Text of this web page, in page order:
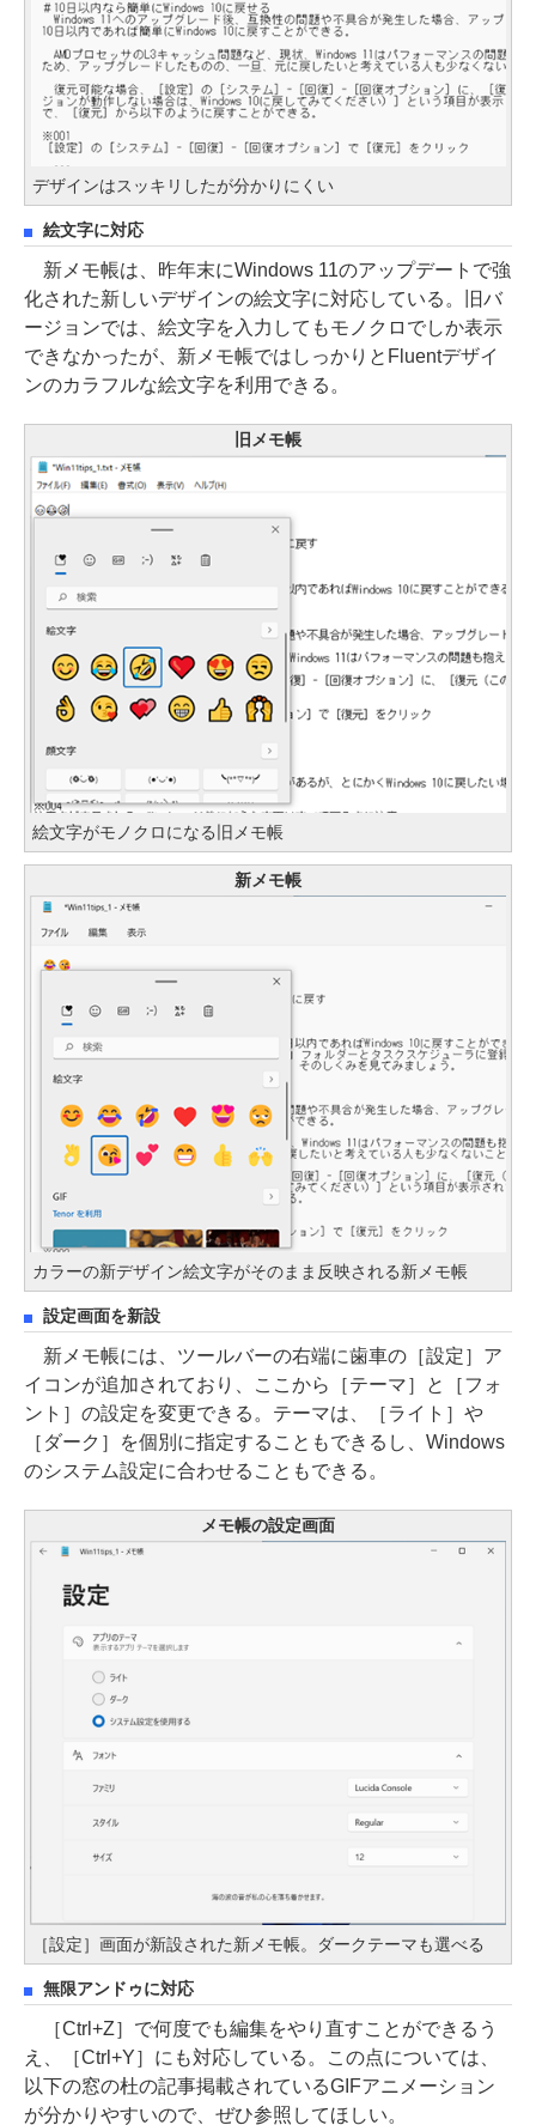
デザインはスッキリしたが分かりにくい
絵文字に対応
新メモ帳は、昨年末にWindows 11のアップデートで強
化された新しいデザインの絵文字に対応している。旧バ
ージョンでは、絵文字を入力してもモノクロでしか表示
できなかったが、新メモ帳ではしっかりとFluentデザイ
ンのカラフルな絵文字を利用できる。
旧メモ帳
絵文字がモノクロになる旧メモ帳
新メモ帳
カラーの新デザイン絵文字がそのまま反映される新メモ帳
設定画面を新設
新メモ帳には、ツールバーの右端に歯車の［設定］ア
イコンが追加されており、ここから［テーマ］と［フォ
ント］の設定を変更できる。テーマは、［ライト］や
［ダーク］を個別に指定することもできるし、Windows
のシステム設定に合わせることもできる。
メモ帳の設定画面
［設定］画面が新設された新メモ帳。ダークテーマも選べる
無限アンドゥに対応
［Ctrl+Z］で何度でも編集をやり直すことができるう
え、［Ctrl+Y］にも対応している。この点については、
以下の窓の杜の記事掲載されているGIFアニメーション
が分かりやすいので、ぜひ参照してほしい。